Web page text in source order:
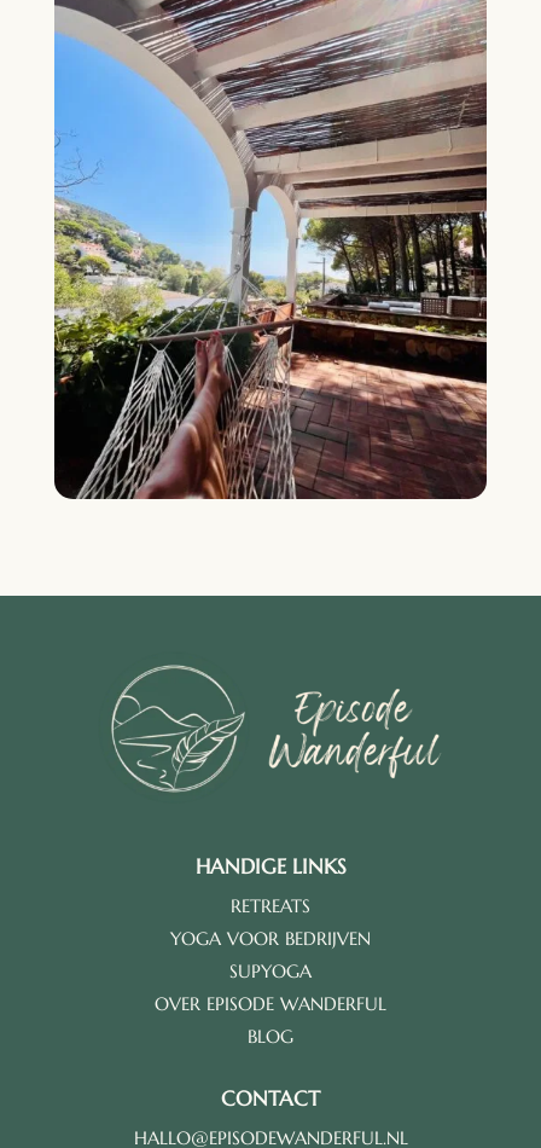
HANDIGE LINKS
RETREATS
YOGA VOOR BEDRIJVEN
SUPYOGA
OVER EPISODE WANDERFUL
BLOG
CONTACT
HALLO@EPISODEWANDERFUL.NL